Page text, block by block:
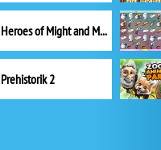
Heroes of Might and Magic II
Prehistorik 2